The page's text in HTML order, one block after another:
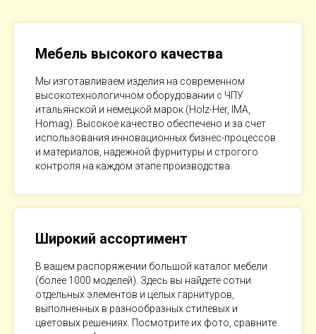
Мебель высокого качества
Мы изготавливаем изделия на современном
высокотехнологичном оборудовании с ЧПУ
итальянской и немецкой марок (Holz-Her, IMA,
Homag). Высокое качество обеспечено и за счет
использования инновационных бизнес-процессов
и материалов, надежной фурнитуры и строгого
контроля на каждом этапе производства.
Широкий ассортимент
В вашем распоряжении большой каталог мебели
(более 1000 моделей). Здесь вы найдете сотни
отдельных элементов и целых гарнитуров,
выполненных в разнообразных стилевых и
цветовых решениях. Посмотрите их фото, сравните